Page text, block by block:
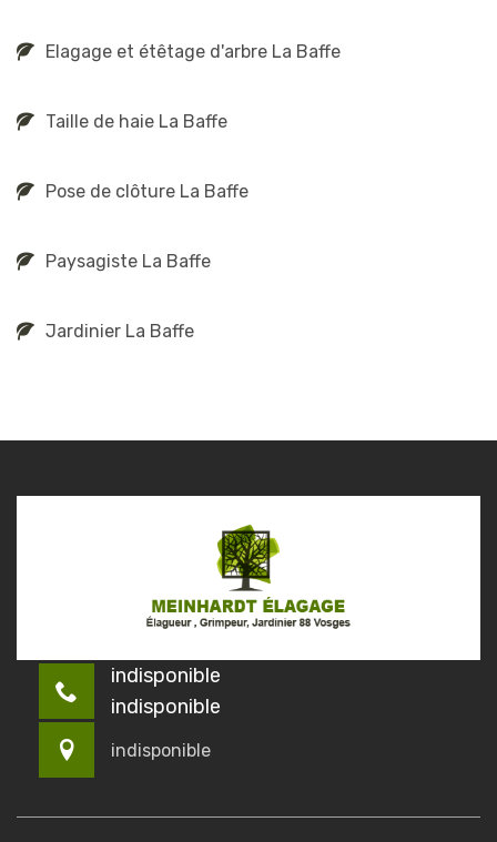
Elagage et étêtage d'arbre La Baffe
Taille de haie La Baffe
Pose de clôture La Baffe
Paysagiste La Baffe
Jardinier La Baffe
indisponible
indisponible
indisponible